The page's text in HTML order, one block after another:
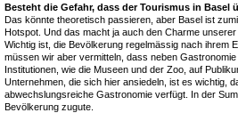
Besteht die Gefahr, dass der Tourismus in Basel
Das könnte theoretisch passieren, aber Basel ist
Hotspot. Und das macht ja auch den Charme unserer
Wichtig ist, die Bevölkerung regelmässig nach ihrem
müssen wir aber vermitteln, dass neben
Institutionen, wie die Museen und der Zoo, auf
Unternehmen, die sich hier ansiedeln, ist es wichtig,
abwechslungsreiche Gastronomie verfügt. In der
Bevölkerung zugute.